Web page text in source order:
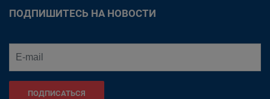
ПОДПИШИТЕСЬ НА НОВОСТИ
ПОДПИСАТЬСЯ